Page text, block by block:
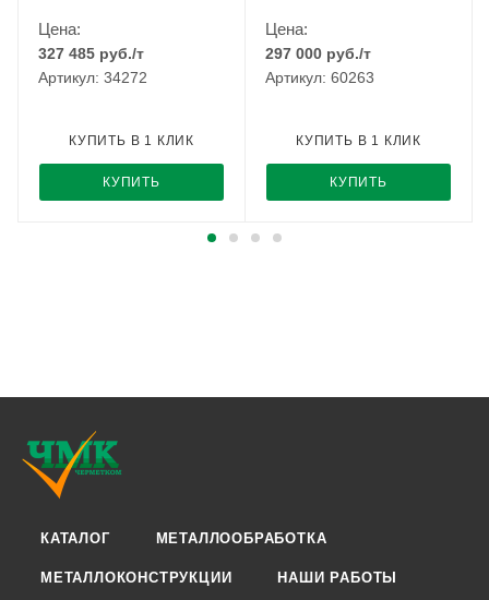
Цена:
327 485 руб./т
Артикул: 34272
КУПИТЬ
КУПИТЬ В 1 КЛИК
Цена:
297 000 руб./т
Артикул: 60263
КУПИТЬ
КУПИТЬ В 1 КЛИК
КАТАЛОГ МЕТАЛЛООБРАБОТКА
МЕТАЛЛОКОНСТРУКЦИИ НАШИ РАБОТЫ